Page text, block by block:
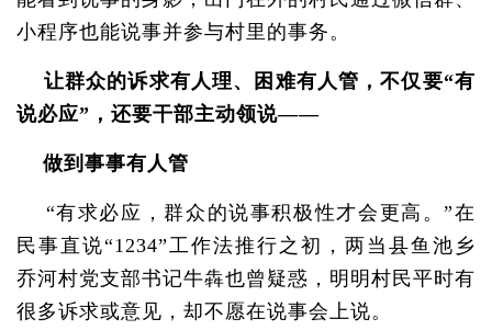
小程序也能说事并参与村里的事务。
让群众的诉求有人理、困难有人管，不仅要“有
说必应”，还要干部主动领说——
做到事事有人管
“有求必应，群众的说事积极性才会更高。”在
民事直说“1234”工作法推行之初，两当县鱼池乡
乔河村党支部书记牛犇也曾疑惑，明明村民平时有
很多诉求或意见，却不愿在说事会上说。